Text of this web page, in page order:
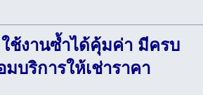
ช้งานซ้ำได้คุ้มค่า มีครบ
บริการให้เช่าราคา